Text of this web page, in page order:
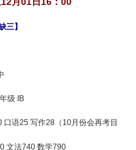
三】
级 IB
口语25 写作28（10月份会再考目
文法740 数学790